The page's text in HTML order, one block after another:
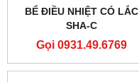
BỂ ĐIỀU NHIỆT CÓ LẮC
SHA-C
Gọi 0931.49.6769